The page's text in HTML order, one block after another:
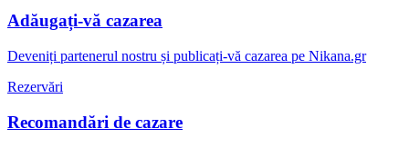
Adăugați-vă cazarea
Deveniți partenerul nostru și publicați-vă cazarea pe Nikana.gr
Rezervări
Recomandări de cazare